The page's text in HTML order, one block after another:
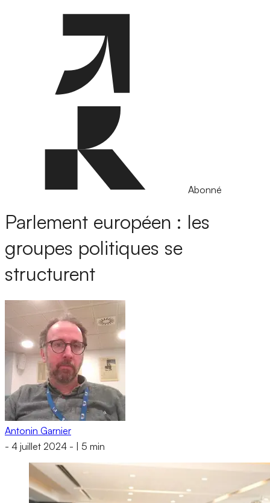
Abonné
Parlement européen : les
groupes politiques se
structurent
Antonin Garnier
- 4 juillet 2024 - 5 min